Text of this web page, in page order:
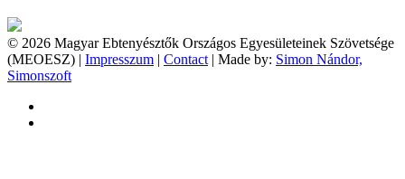
© 2026 Magyar Ebtenyésztők Országos Egyesületeinek Szövetsége
(MEOESZ) | Impresszum | Contact | Made by: Simon Nándor,
Simonszoft